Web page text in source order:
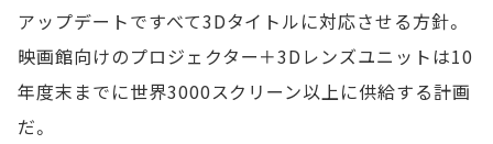
アップデートですべて3Dタイトルに対応させる方針。
映画館向けのプロジェクター＋3Dレンズユニットは10
年度末までに世界3000スクリーン以上に供給する計画
だ。